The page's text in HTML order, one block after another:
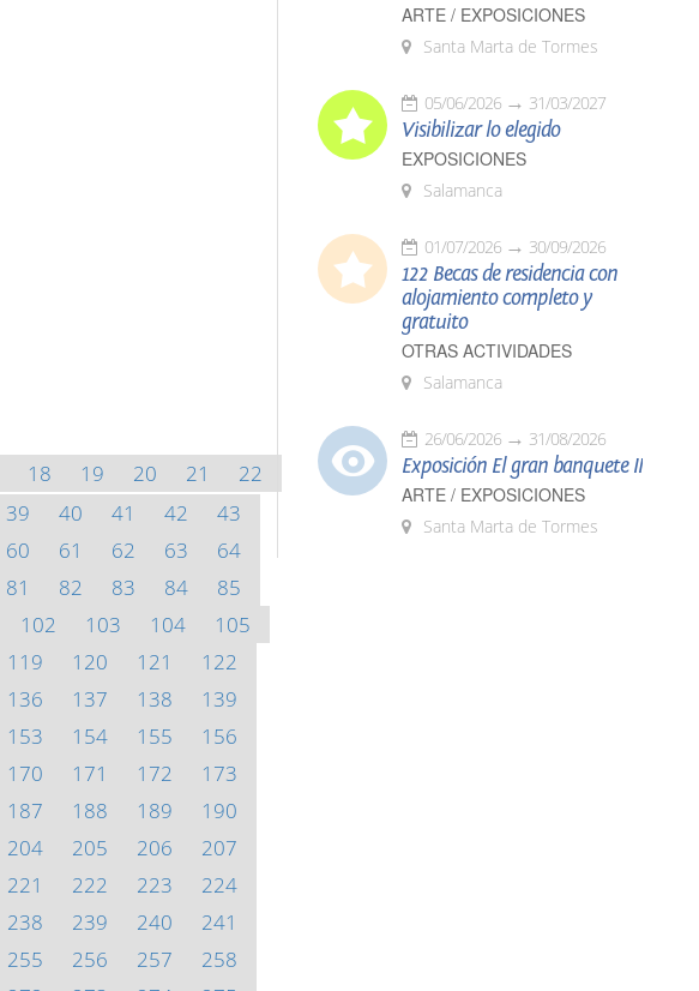
18 19 20 21
22
39 40 41 42
43
60 61 62 63
64
81 82 83 84
85
102 103 104
105
119 120 121
122
136 137 138
139
153 154 155
156
170 171 172
173
187 188 189
190
204 205 206
207
221 222 223
224
238 239 240
241
255 256 257
258
ARTE / EXPOSICIONES
Santa Marta de Tormes
05/06/2026 31/03/2027
Visibilizar lo elegido
EXPOSICIONES
Salamanca
01/07/2026 30/09/2026
122 Becas de residencia con
alojamiento completo y
gratuito
OTRAS ACTIVIDADES
Salamanca
26/06/2026 31/08/2026
Exposición El gran banquete II
ARTE / EXPOSICIONES
Santa Marta de Tormes